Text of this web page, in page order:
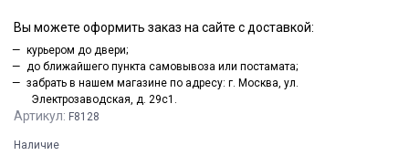
Артикул: F8128
Наличие
Вы можете оформить заказ на сайте с доставкой:
курьером до двери;
до ближайшего пункта самовывоза или постамата;
забрать в нашем магазине по адресу: г. Москва, ул.
Электрозаводская, д. 29с1.